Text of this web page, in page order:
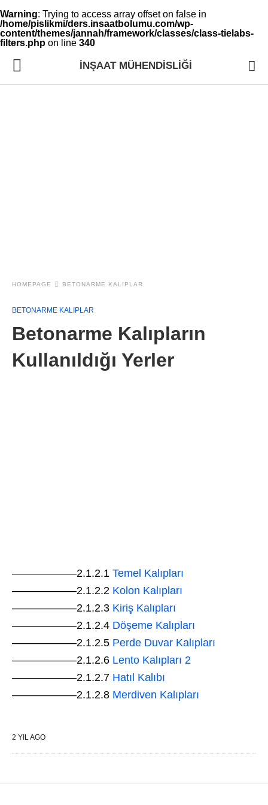
Warning: Trying to access array offset on false in
/home/pislikmi/ders.insaatbolumu.com/wp-
content/themes/jannah/framework/classes/class-tielabs-
filters.php on line 340
İNŞAAT MÜHENDISLIĞI
HOMEPAGE BETONARME KALIPLAR
BETONARME KALIPLAR
Betonarme Kalıpların
Kullanıldığı Yerler
——————2.1.2.1 Temel Kalıpları
——————2.1.2.2 Kolon Kalıpları
——————2.1.2.3 Kiriş Kalıpları
——————2.1.2.4 Döşeme Kalıpları
——————2.1.2.5 Perde Duvar Kalıpları
——————2.1.2.6 Lento Kalıpları 2
——————2.1.2.7 Hatıl Kalıbı
——————2.1.2.8 Merdiven Kalıpları
2 YIL AGO